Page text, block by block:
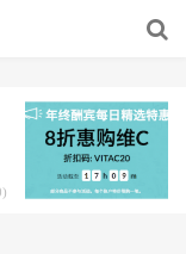
)